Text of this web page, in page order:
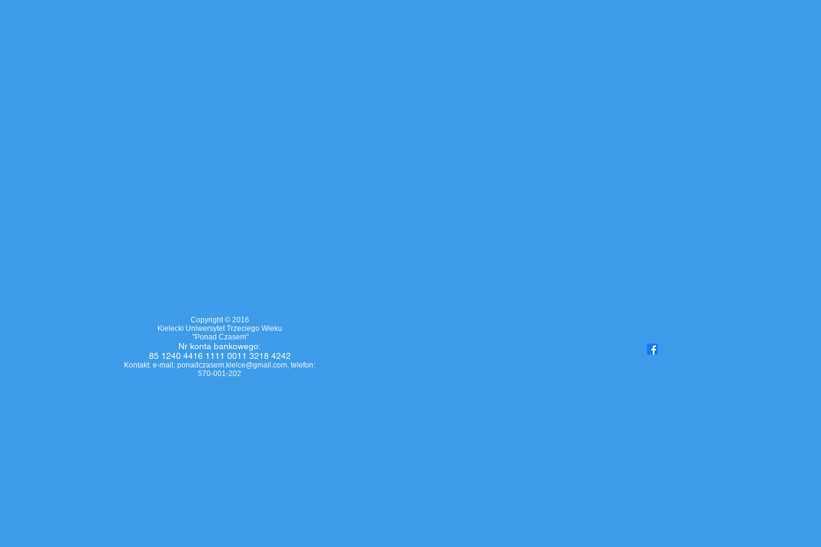
Copyright © 2016
Kielecki Uniwersytet Trzeciego Wieku
"Ponad Czasem"
Nr konta bankowego:
85 1240 4416 1111 0011 3218 4242
Kontakt: e-mail: ponadczasem.kielce@gmail.com, telefon:
570-001-202